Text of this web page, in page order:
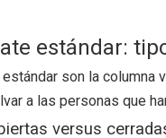
estándar:
son la columna
a las personas que
versus